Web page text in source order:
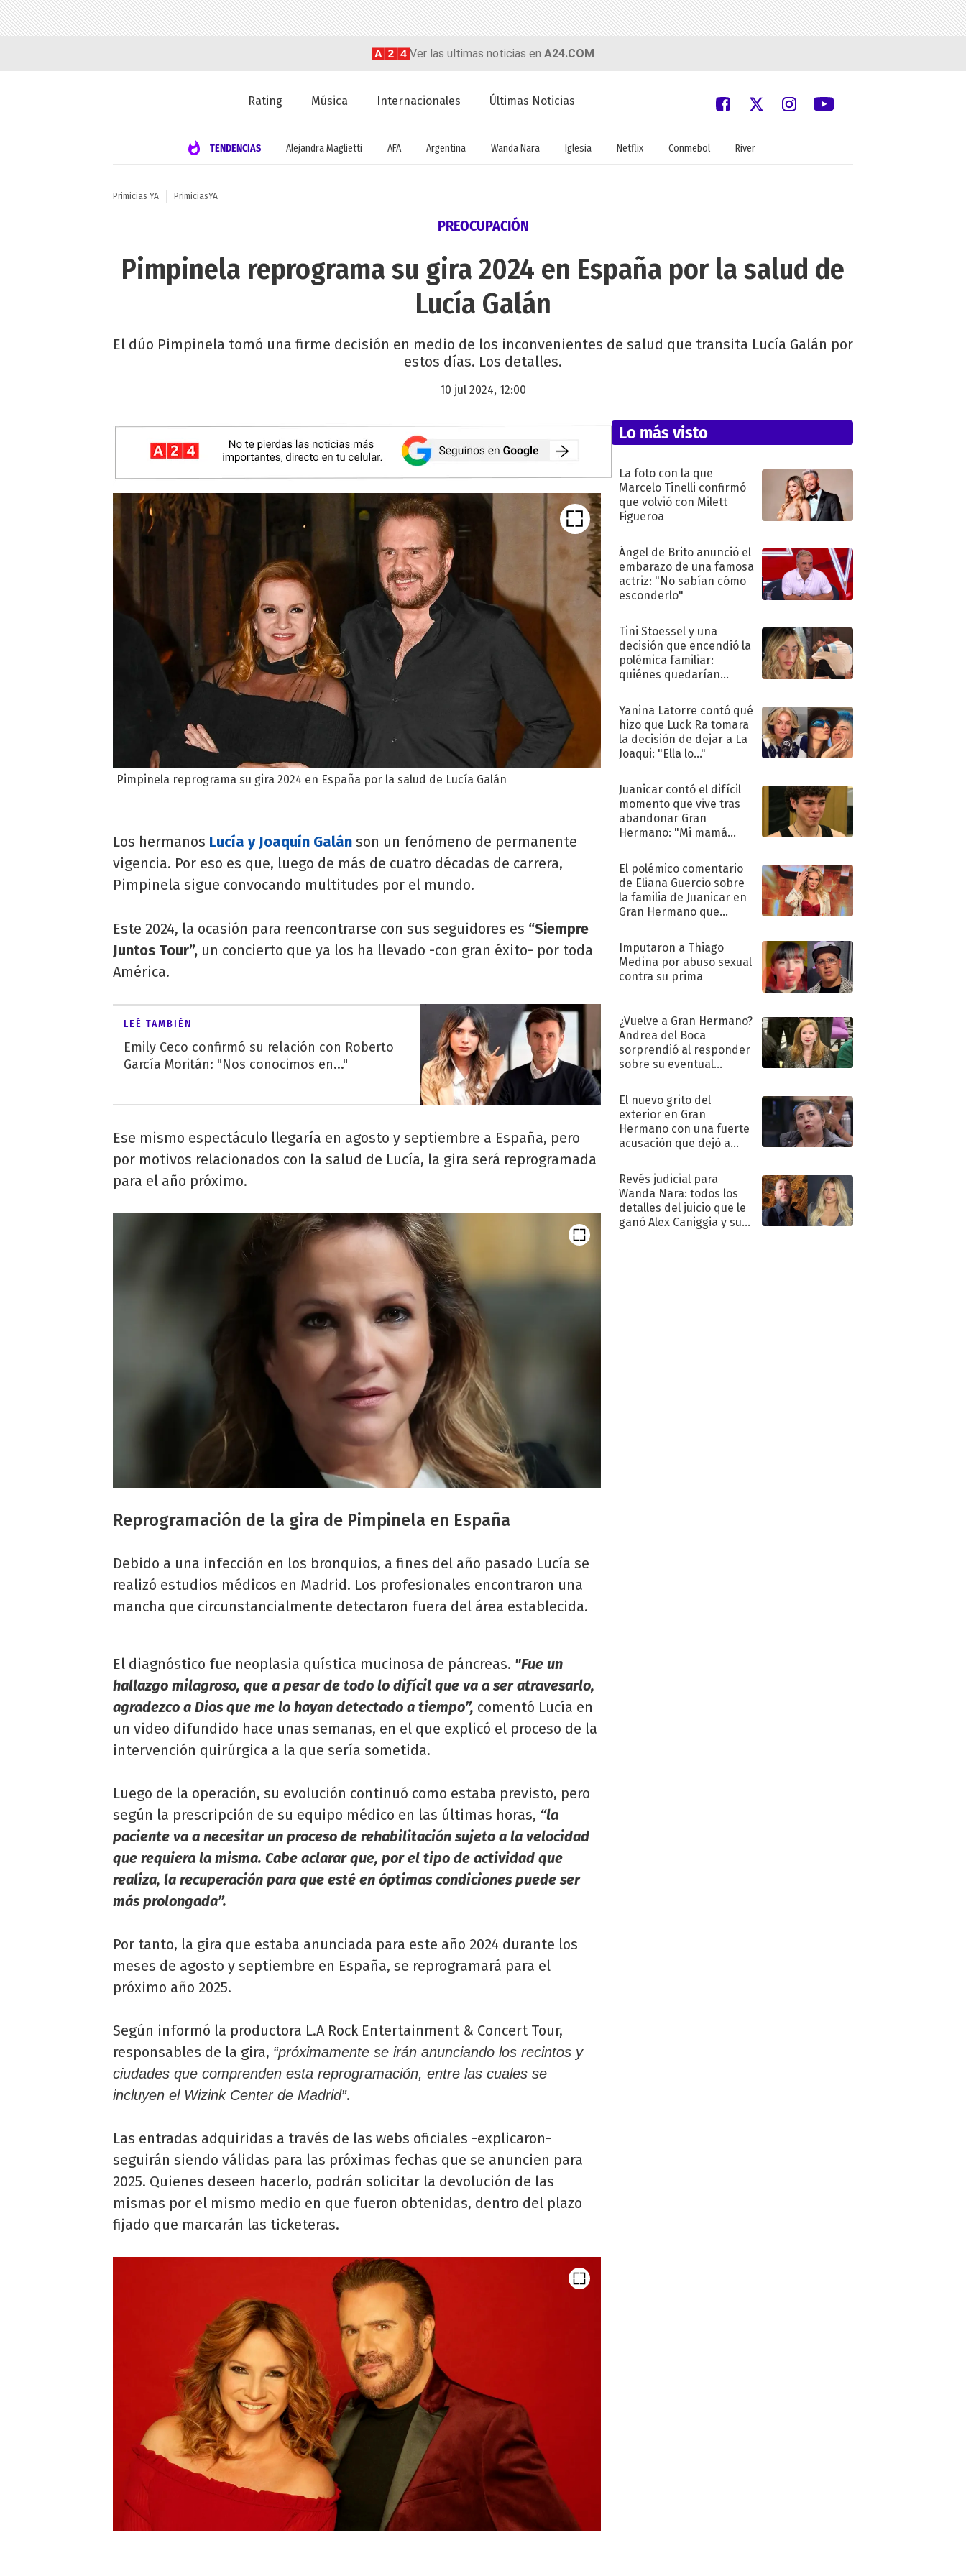
Ver las ultimas noticias en A24.COM
Rating Música Internacionales Últimas Noticias
TENDENCIAS Alejandra Maglietti AFA Argentina Wanda Nara Iglesia Netflix Conmebol River
Primicias YA PrimiciasYA
PREOCUPACIÓN
Pimpinela reprograma su gira 2024 en España por la salud de
Lucía Galán
El dúo Pimpinela tomó una firme decisión en medio de los inconvenientes de salud que transita Lucía Galán por
estos días. Los detalles.
10 jul 2024, 12:00
Pimpinela reprograma su gira 2024 en España por la salud de Lucía Galán
Los hermanos Lucía y Joaquín Galán son un fenómeno de permanente
vigencia. Por eso es que, luego de más de cuatro décadas de carrera,
Pimpinela sigue convocando multitudes por el mundo.
Este 2024, la ocasión para reencontrarse con sus seguidores es “Siempre
Juntos Tour”, un concierto que ya los ha llevado -con gran éxito- por toda
América.
LEÉ TAMBIÉN
Emily Ceco confirmó su relación con Roberto
García Moritán: "Nos conocimos en..."
Ese mismo espectáculo llegaría en agosto y septiembre a España, pero
por motivos relacionados con la salud de Lucía, la gira será reprogramada
para el año próximo.
Reprogramación de la gira de Pimpinela en España
Debido a una infección en los bronquios, a fines del año pasado Lucía se
realizó estudios médicos en Madrid. Los profesionales encontraron una
mancha que circunstancialmente detectaron fuera del área establecida.
El diagnóstico fue neoplasia quística mucinosa de páncreas. "Fue un
hallazgo milagroso, que a pesar de todo lo difícil que va a ser atravesarlo,
agradezco a Dios que me lo hayan detectado a tiempo”, comentó Lucía en
un video difundido hace unas semanas, en el que explicó el proceso de la
intervención quirúrgica a la que sería sometida.
Luego de la operación, su evolución continuó como estaba previsto, pero
según la prescripción de su equipo médico en las últimas horas, “la
paciente va a necesitar un proceso de rehabilitación sujeto a la velocidad
que requiera la misma. Cabe aclarar que, por el tipo de actividad que
realiza, la recuperación para que esté en óptimas condiciones puede ser
más prolongada”.
Por tanto, la gira que estaba anunciada para este año 2024 durante los
meses de agosto y septiembre en España, se reprogramará para el
próximo año 2025.
Según informó la productora L.A Rock Entertainment & Concert Tour,
responsables de la gira, “próximamente se irán anunciando los recintos y
ciudades que comprenden esta reprogramación, entre las cuales se
incluyen el Wizink Center de Madrid”.
Las entradas adquiridas a través de las webs oficiales -explicaron-
seguirán siendo válidas para las próximas fechas que se anuncien para
2025. Quienes deseen hacerlo, podrán solicitar la devolución de las
mismas por el mismo medio en que fueron obtenidas, dentro del plazo
fijado que marcarán las ticketeras.
Lo más visto
La foto con la que
Marcelo Tinelli confirmó
que volvió con Milett
Figueroa
Ángel de Brito anunció el
embarazo de una famosa
actriz: "No sabían cómo
esconderlo"
Tini Stoessel y una
decisión que encendió la
polémica familiar:
quiénes quedarían
Yanina Latorre contó qué
hizo que Luck Ra tomara
la decisión de dejar a La
Joaqui: "Ella lo..."
Juanicar contó el difícil
momento que vive tras
abandonar Gran
Hermano: "Mi mamá
El polémico comentario
de Eliana Guercio sobre
la familia de Juanicar en
Gran Hermano que
Imputaron a Thiago
Medina por abuso sexual
contra su prima
¿Vuelve a Gran Hermano?
Andrea del Boca
sorprendió al responder
sobre su eventual
El nuevo grito del
exterior en Gran
Hermano con una fuerte
acusación que dejó a
"Traidora"
Revés judicial para
Wanda Nara: todos los
detalles del juicio que le
ganó Alex Caniggia y sus